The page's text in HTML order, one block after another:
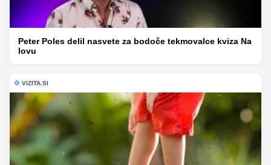
Peter Poles delil nasvete za bodoče tekmovalce kviza Na
lovu
VIZITA.SI